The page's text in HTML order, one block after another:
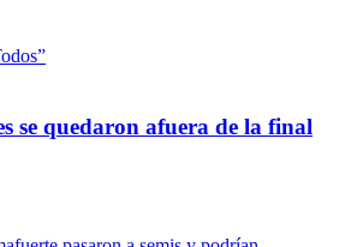
se quedaron afuera de la final